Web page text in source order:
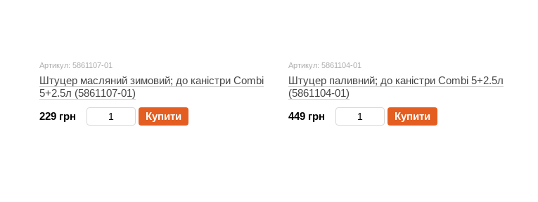
Артикул: 5861107-01
Штуцер масляний зимовий; до каністри Combi
5+2.5л (5861107-01)
229 грн
Купити
Артикул: 5861104-01
Штуцер паливний; до каністри Combi 5+2.5л
(5861104-01)
449 грн
Купити